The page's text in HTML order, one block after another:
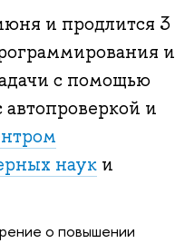
и продлится 3
и
с помощью
и
науки
о повышении